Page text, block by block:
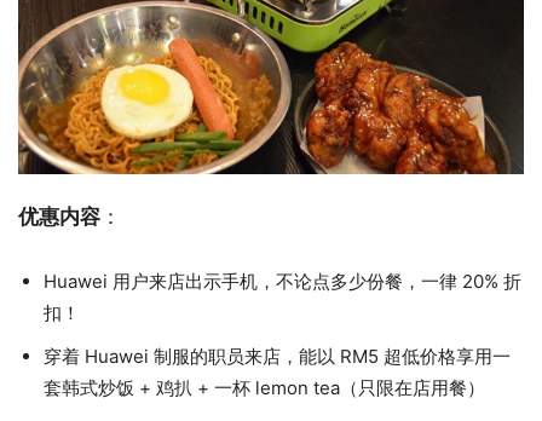
优惠内容 ：
Huawei 用户来店出示手机，不论点多少份餐，一律 20% 折
扣！
穿着 Huawei 制服的职员来店，能以 RM5 超低价格享用一
套韩式炒饭 + 鸡扒 + 一杯 lemon tea（只限在店用餐）